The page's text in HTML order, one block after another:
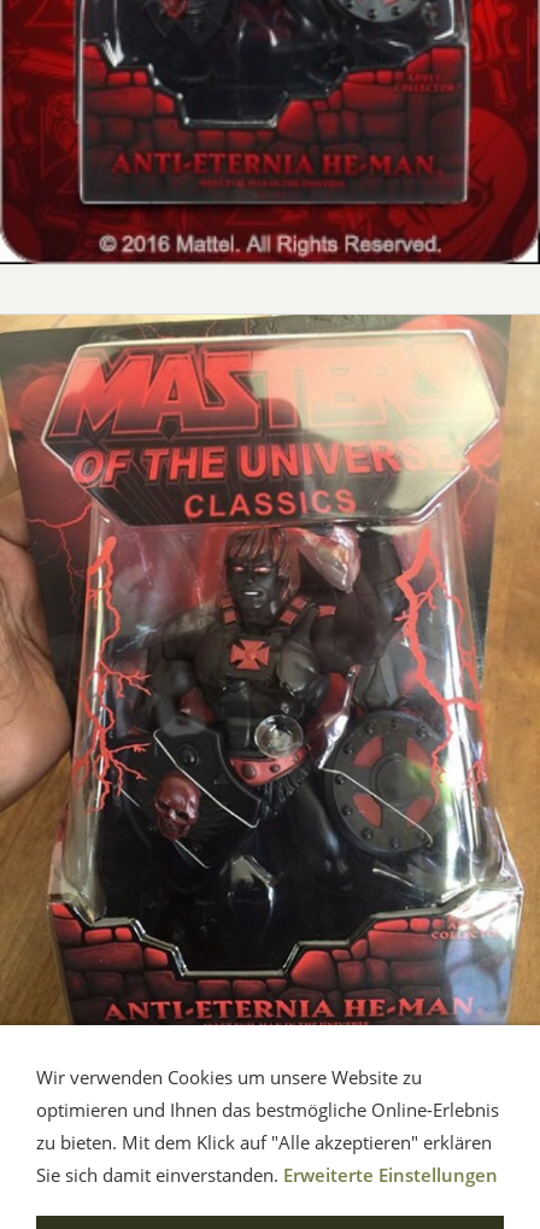
Impressum AGB
Widerrufsbelehrung
Batterieentsorgung
Haftungsausschluss Cookies
Wir verwenden Cookies um unsere Website zu
optimieren und Ihnen das bestmögliche Online-Erlebnis
zu bieten. Mit dem Klick auf "Alle akzeptieren" erklären
Sie sich damit einverstanden. Erweiterte Einstellungen